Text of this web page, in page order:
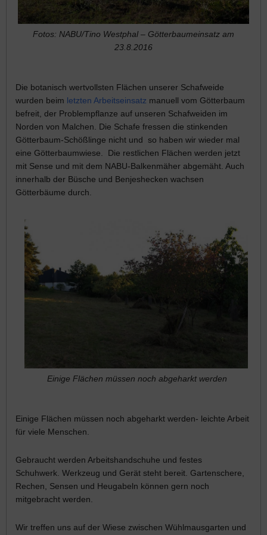
Fotos: NABU/Tino Westphal – Götterbaumeinsatz am
23.8.2016
Die botanisch wertvollsten Flächen unserer Schafweide
wurden beim letzten Arbeitseinsatz manuell vom Götterbaum
befreit, der Problempflanze auf unseren Schafweiden im
Norden von Malchen. Die Schafe fressen die stinkenden
Götterbaum-Schößlinge nicht und so haben wir wieder mal
eine Götterbaumwiese. Die restlichen Flächen werden jetzt
mit Sense und mit dem NABU-Balkenmäher abgemäht. Auch
innerhalb der Büsche und Benjeshecken wachsen
Götterbäume durch.
Einige Flächen müssen noch abgeharkt werden
Einige Flächen müssen noch abgeharkt werden- leichte Arbeit
für viele Menschen.
Gebraucht werden Arbeitshandschuhe und festes
Schuhwerk. Werkzeug und Gerät steht bereit. Gartenschere,
Rechen, Sensen und Heugabeln können gern noch
mitgebracht werden.
Wir treffen uns auf der Wiese zwischen Wühlmausgarten und